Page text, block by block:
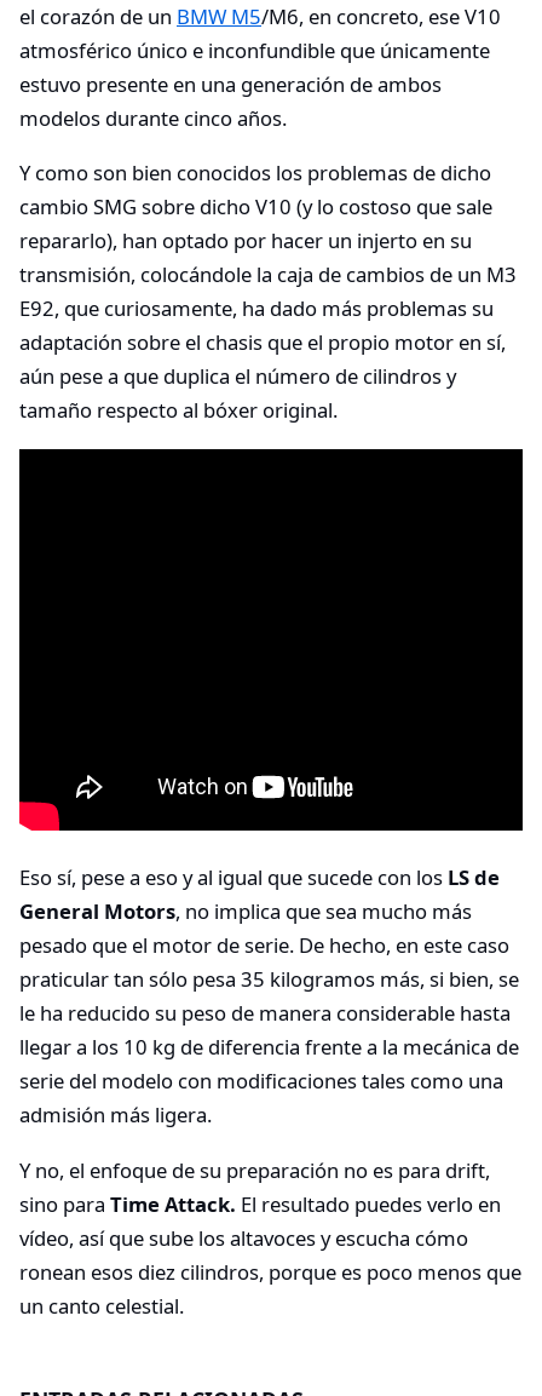
el corazón de un BMW M5/M6, en concreto, ese V10
atmosférico único e inconfundible que únicamente
estuvo presente en una generación de ambos
modelos durante cinco años.
Y como son bien conocidos los problemas de dicho
cambio SMG sobre dicho V10 (y lo costoso que sale
repararlo), han optado por hacer un injerto en su
transmisión, colocándole la caja de cambios de un M3
E92, que curiosamente, ha dado más problemas su
adaptación sobre el chasis que el propio motor en sí,
aún pese a que duplica el número de cilindros y
tamaño respecto al bóxer original.
Eso sí, pese a eso y al igual que sucede con los LS de
General Motors, no implica que sea mucho más
pesado que el motor de serie. De hecho, en este caso
praticular tan sólo pesa 35 kilogramos más, si bien, se
le ha reducido su peso de manera considerable hasta
llegar a los 10 kg de diferencia frente a la mecánica de
serie del modelo con modificaciones tales como una
admisión más ligera.
Y no, el enfoque de su preparación no es para drift,
sino para Time Attack. El resultado puedes verlo en
vídeo, así que sube los altavoces y escucha cómo
ronean esos diez cilindros, porque es poco menos que
un canto celestial.